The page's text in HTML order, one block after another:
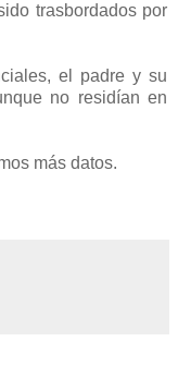
trasbordados por
el padre y su
no residían en
más datos.